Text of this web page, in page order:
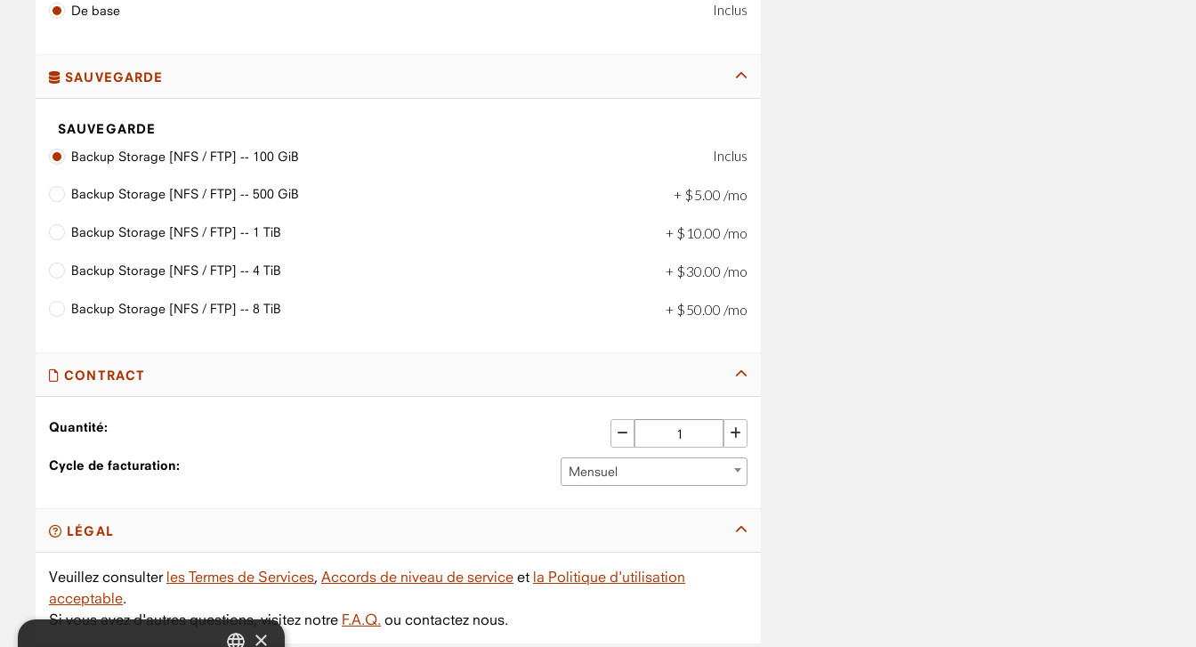
De base
Inclus
SAUVEGARDE
SAUVEGARDE
Backup Storage [NFS / FTP] -- 100 GiB
Inclus
Backup Storage [NFS / FTP] -- 500 GiB + $5.00 /mo
Backup Storage [NFS / FTP] -- 1 TiB + $ 10.00 /mo
Backup Storage [NFS / FTP] -- 4 TiB + $30.00 /mo
Backup Storage [NFS / FTP] -- 8 TiB + $50.00 /mo
CONTRACT
Quantité:
Cycle de facturation: Mensuel
LÉGAL
Veuillez consulter les Termes de Services, Accords de niveau de service et la Politique d'utilisation
acceptable.
Si vous avez d'autres questions, visitez notre F.A.Q. ou contactez nous.
×